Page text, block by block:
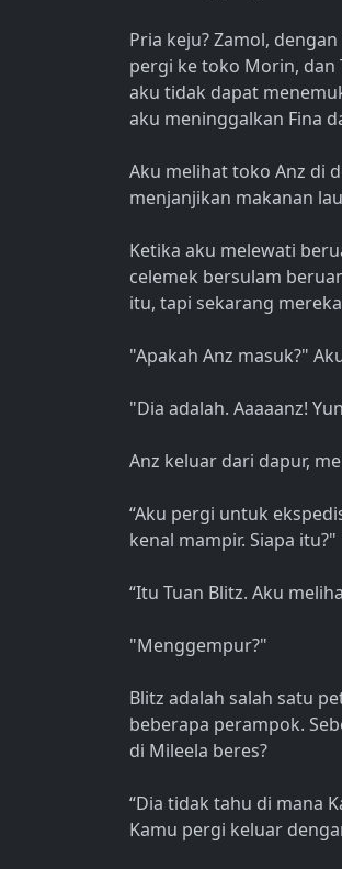
Pria keju? Zamol,
pergi ke toko Morin, dan
aku tidak dapat
aku meninggalkan Fina
Aku melihat toko Anz di
menjanjikan makanan
Ketika aku melewati
celemek bersulam
itu, tapi sekarang
"Apakah Anz masuk?"
"Dia adalah. Aaaaanz!
Anz keluar dari dapur,
“Aku pergi untuk
kenal mampir. Siapa itu?"
“Itu Tuan Blitz. Aku
"Menggempur?"
Blitz adalah salah satu
beberapa perampok.
di Mileela beres?
“Dia tidak tahu di mana
Kamu pergi keluar